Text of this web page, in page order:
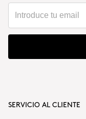
SERVICIO AL CLIENTE